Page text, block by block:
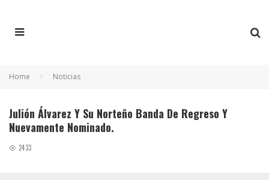
Home Noticias
Julión Álvarez Y Su Norteño Banda De Regreso Y
Nuevamente Nominado.
2433